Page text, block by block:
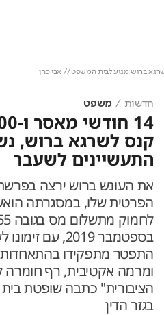
ברוש מגיע לבית המשפט// אבי כהן
חדשות משפט
קנס לשרגא ברוש,
התעשיינים לשעבר
את העונש ברוש ירצה
הפרטית שלו, במסגרתה הואשם
בספטמבר 2019, עם
התפטר מתפקידו בהתאחדות •
ומרמה אקטיבית, רף חומרה
הציבורית" כתבה שופטת
בגזר הדין